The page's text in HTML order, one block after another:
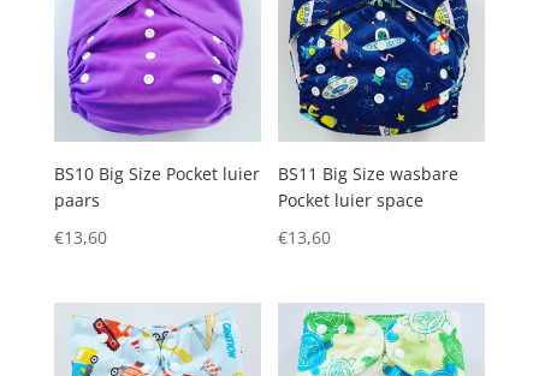
BS10 Big Size Pocket luier
paars
€13,60
BS11 Big Size wasbare
Pocket luier space
€13,60